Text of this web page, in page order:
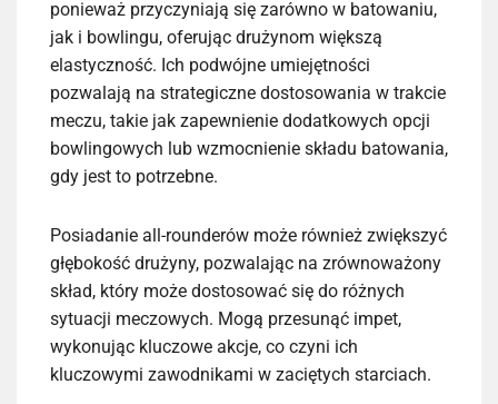
ponieważ przyczyniają się zarówno w batowaniu,
jak i bowlingu, oferując drużynom większą
elastyczność. Ich podwójne umiejętności
pozwalają na strategiczne dostosowania w trakcie
meczu, takie jak zapewnienie dodatkowych opcji
bowlingowych lub wzmocnienie składu batowania,
gdy jest to potrzebne.
Posiadanie all-rounderów może również zwiększyć
głębokość drużyny, pozwalając na zrównoważony
skład, który może dostosować się do różnych
sytuacji meczowych. Mogą przesunąć impet,
wykonując kluczowe akcje, co czyni ich
kluczowymi zawodnikami w zaciętych starciach.